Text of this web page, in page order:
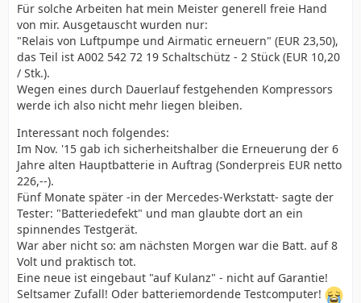
Für solche Arbeiten hat mein Meister generell freie Hand
von mir. Ausgetauscht wurden nur:
"Relais von Luftpumpe und Airmatic erneuern" (EUR 23,50),
das Teil ist A002 542 72 19 Schaltschütz - 2 Stück (EUR 10,20
/ Stk.).
Wegen eines durch Dauerlauf festgehenden Kompressors
werde ich also nicht mehr liegen bleiben.
Interessant noch folgendes:
Im Nov. '15 gab ich sicherheitshalber die Erneuerung der 6
Jahre alten Hauptbatterie in Auftrag (Sonderpreis EUR netto
226,--).
Fünf Monate später -in der Mercedes-Werkstatt- sagte der
Tester: "Batteriedefekt" und man glaubte dort an ein
spinnendes Testgerät.
War aber nicht so: am nächsten Morgen war die Batt. auf 8
Volt und praktisch tot.
Eine neue ist eingebaut "auf Kulanz" - nicht auf Garantie!
Seltsamer Zufall! Oder batteriemordende Testcomputer!